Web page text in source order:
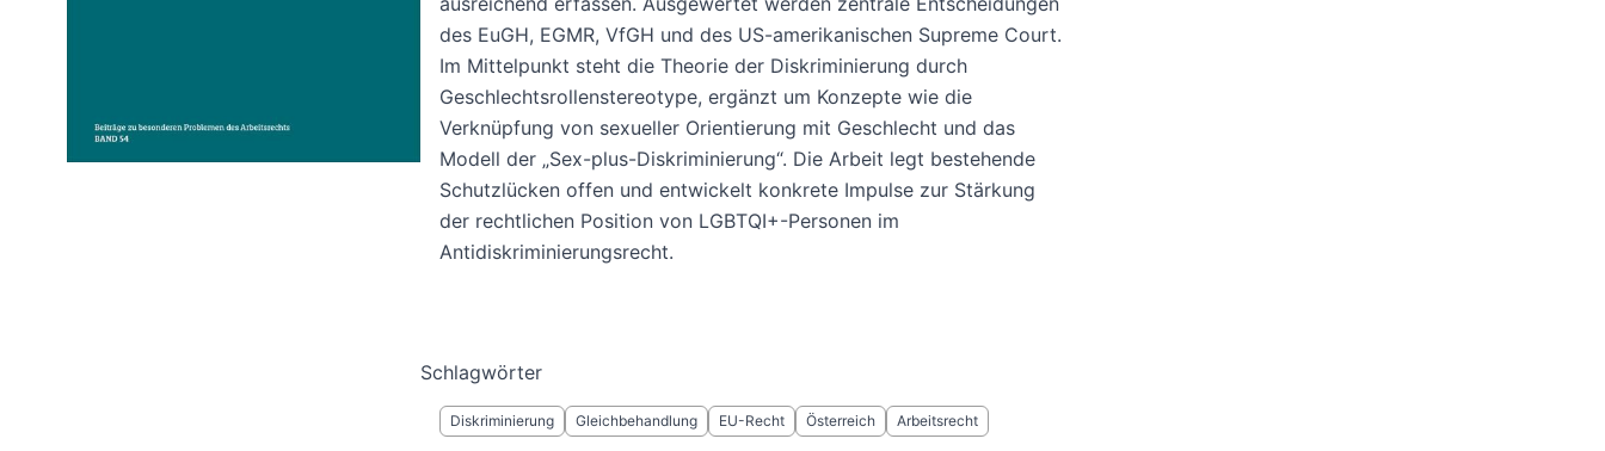
des EuGH, EGMR, VfGH und des US-amerikanischen Supreme Court.
Im Mittelpunkt steht die Theorie der Diskriminierung durch
Geschlechtsrollenstereotype, ergänzt um Konzepte wie die
Verknüpfung von sexueller Orientierung mit Geschlecht und das
Modell der „Sex-plus-Diskriminierung“. Die Arbeit legt bestehende
Schutzlücken offen und entwickelt konkrete Impulse zur Stärkung
der rechtlichen Position von LGBTQI+-Personen im
Antidiskriminierungsrecht.
Schlagwörter
Diskriminierung Gleichbehandlung EU-Recht Österreich Arbeitsrecht